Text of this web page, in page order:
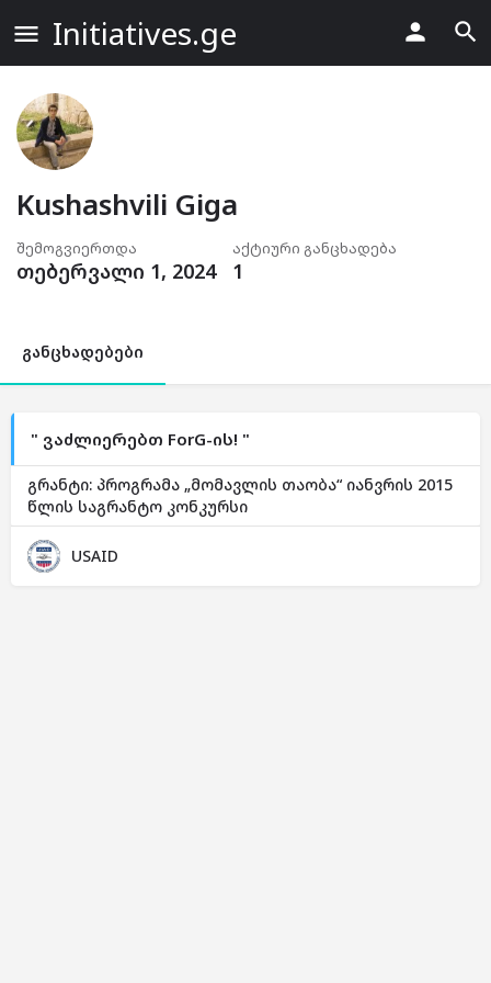
Initiatives.ge
Kushashvili Giga
შემოგვიერთდა
თებერვალი 1, 2024
აქტიური განცხადება
1
განცხადებები
" ვაძლიერებთ ForG-ის! "
გრანტი: პროგრამა „მომავლის თაობა“ იანვრის 2015
წლის საგრანტო კონკურსი
USAID